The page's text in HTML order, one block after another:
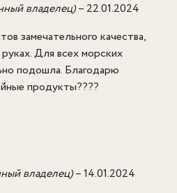
владелец)– 22.01.2024
замечательного качества,
Для всех морских
подошла. Благодарю
продукты????️
владелец)–14.01.2024